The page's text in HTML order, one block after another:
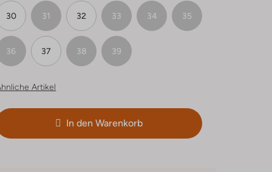
30 31 32 33 34 35
36 37 38 39
Artikel
In den Warenkorb